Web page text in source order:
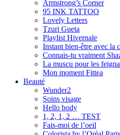
Armstrong’s Corner
95 INK TATTOO
Lovely Letters
Tzuri Gueta
Playlist Hivernale
Instant bien-être avec la
Connais-tu vraiment
La muscu pour les
Mon moment Fittea
Beauté
Wunder2
Soins visage
Hello body
1, 2, 1, 2 … TEST
Fais-moi de l’oeil